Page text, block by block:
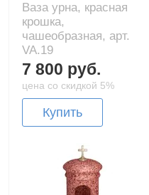
Ваза урна, красная
крошка,
чашеобразная, арт.
VA.19
7 800 руб.
цена со скидкой 5%
Купить